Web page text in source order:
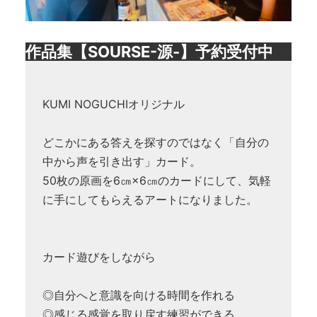
作品集【SOURSE-源-】予約受付中
KUMI NOGUCHIオリジナル
どこかにある答えを探すのではなく「自分の
中から声を引き出す」カード。
50枚の原画を6㎝×6㎝のカードにして、気軽
に手にしてもらえるアートになりました。
カード遊びをしながら
◎自分へと意識を向ける時間を作れる
◎感じる感覚を取り戻す練習ができる